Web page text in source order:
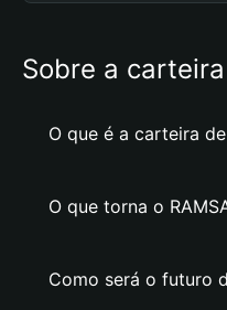
Sobre a carteira
O que é a carteira de
O que torna o
Como será o futuro